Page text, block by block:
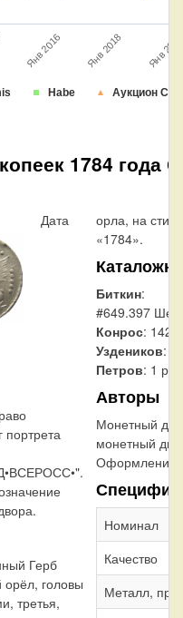
Habe Аукцион
Янв 2016 Янв 2018 Янв
1784 года
Дата
Герб
головы
третья,
орла, на
«1784».
Биткин:
#649.397 Шея
Конрос: 142/
Уздеников:
Петров: 1
Авторы
Монетный
монетный
Оформление
Номинал
Качество
Металл,